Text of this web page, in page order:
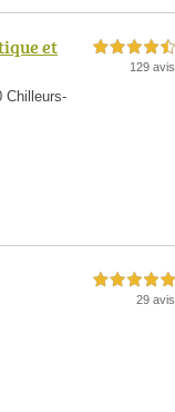
et
Chilleurs-
4,5 étoiles sur 5
129 avis
5,0 étoiles sur 5
29 avis